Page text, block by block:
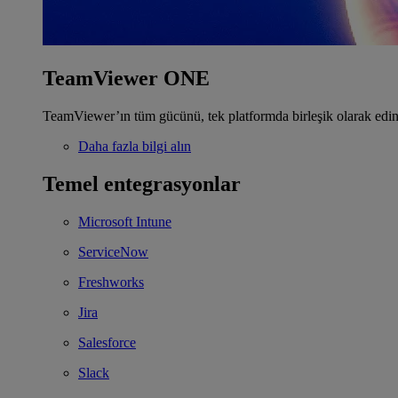
TeamViewer ONE
TeamViewer’ın tüm gücünü, tek platformda birleşik olarak
Daha fazla bilgi alın
Temel entegrasyonlar
Microsoft Intune
ServiceNow
Freshworks
Jira
Salesforce
Slack